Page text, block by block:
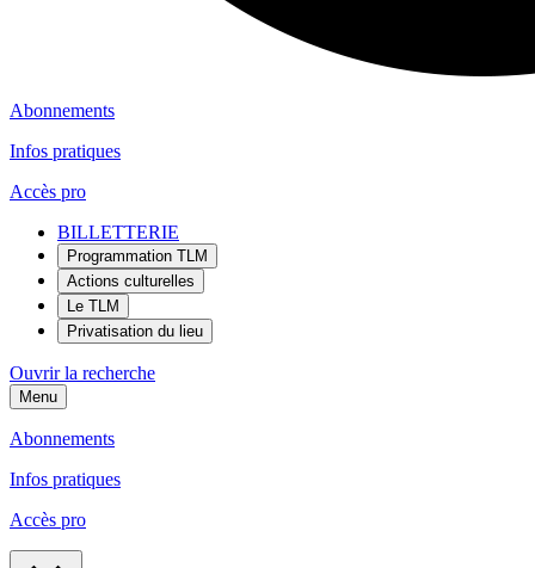
Abonnements
Infos pratiques
Accès pro
BILLETTERIE
Programmation TLM
Actions culturelles
Le TLM
Privatisation du lieu
Ouvrir la recherche
Menu
Abonnements
Infos pratiques
Accès pro